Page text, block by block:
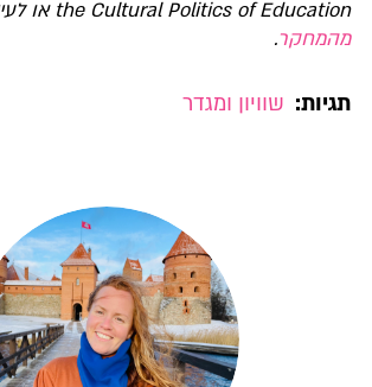
the Cultural Politics of Education או לעיין בקובץ
מהמחקר.
תגיות: שוויון ומגדר